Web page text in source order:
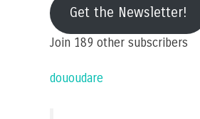
addressGet the Newsletter!
Join 189 other subscribers
dououdare